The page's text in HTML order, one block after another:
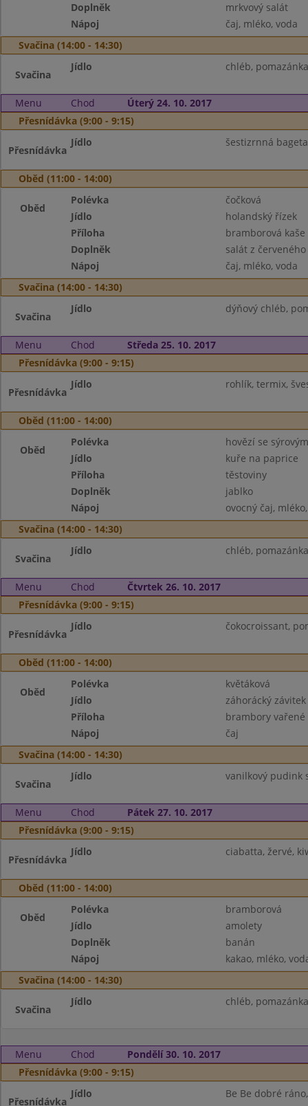
Doplněk
mrkvový salát
Nápoj
čaj, mléko, voda
Svačina (14:00 - 14:30)
Svačina
Jídlo chléb,
Menu Chod
Úterý 24. 10. 2017
Přesnídávka (9:00 - 9:15)
Přesnídávka
Jídlo šestizrnná
Oběd (11:00 - 14:00)
Oběd
Polévka
čočková
Jídlo
holandský řízek
Příloha
bramborová kaše
Doplněk
salát z
Nápoj
čaj, mléko, voda
Svačina (14:00 - 14:30)
Svačina
Jídlo dýňový chléb,
Menu Chod
Středa 25. 10. 2017
Přesnídávka (9:00 - 9:15)
Přesnídávka
Jídlo rohlík, termix,
Oběd (11:00 - 14:00)
Oběd
Polévka
hovězí se
Jídlo
kuře na paprice
Příloha
těstoviny
Doplněk
jablko
Nápoj
ovocný čaj,
Svačina (14:00 - 14:30)
Svačina
Jídlo chléb,
Menu Chod
Čtvrtek 26. 10. 2017
Přesnídávka (9:00 - 9:15)
Přesnídávka
Jídlo čokocroissant,
Oběd (11:00 - 14:00)
Oběd
Polévka
květáková
Jídlo
záhorácký závitek
Příloha
brambory vařené
Nápoj
čaj
Svačina (14:00 - 14:30)
Svačina
Jídlo vanilkový pudink
Menu Chod
Pátek 27. 10. 2017
Přesnídávka (9:00 - 9:15)
Přesnídávka
Jídlo ciabatta, žervé,
Oběd (11:00 - 14:00)
Oběd
Polévka
bramborová
Jídlo
amolety
Doplněk
banán
Nápoj
kakao, mléko,
Svačina (14:00 - 14:30)
Svačina
Jídlo chléb,
Menu Chod
Pondělí 30. 10. 2017
Přesnídávka (9:00 - 9:15)
Přesnídávka
Jídlo Be Be dobré